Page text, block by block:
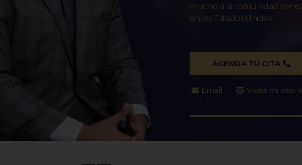
mucho a la comunidad
en los Estados Unidos.
AGENDA TU CITA
Email Visita mi sitio